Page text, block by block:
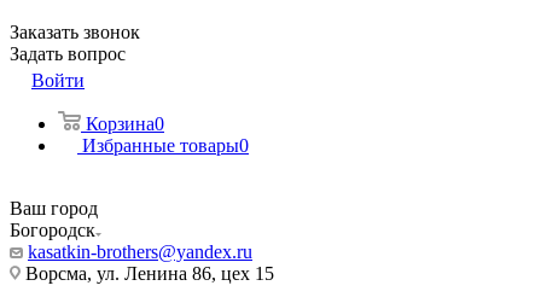
Заказать звонок
Задать вопрос
Войти
Корзина0
Избранные товары0
Ваш город
Богородск
kasatkin-brothers@yandex.ru
Ворсма, ул. Ленина 86, цех 15